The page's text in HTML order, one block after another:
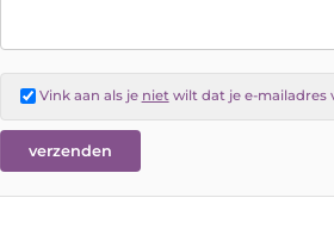
Vink aan als je nietwilt dat je e-mailadres